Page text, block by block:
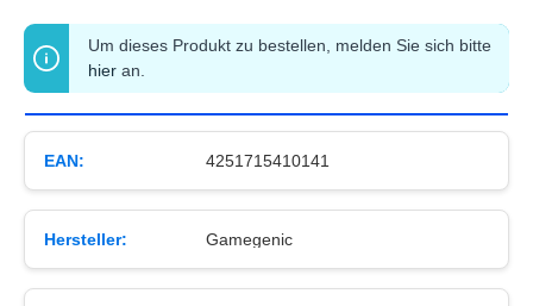
Um dieses Produkt zu bestellen, melden Sie sich bitte
hier an.
EAN: 4251715410141
Hersteller: Gamegenic